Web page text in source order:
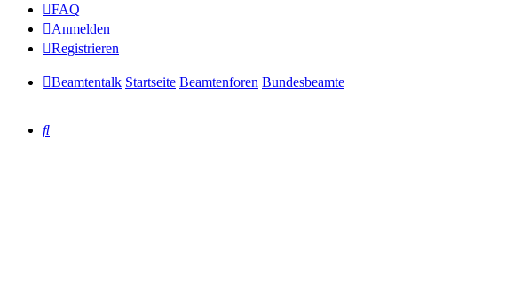
FAQ
Anmelden
Registrieren
Beamtentalk Startseite Beamtenforen Bundesbeamte
Suche